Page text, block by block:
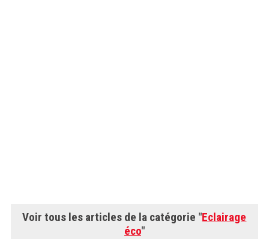
Voir tous les articles de la catégorie "Eclairage
éco"